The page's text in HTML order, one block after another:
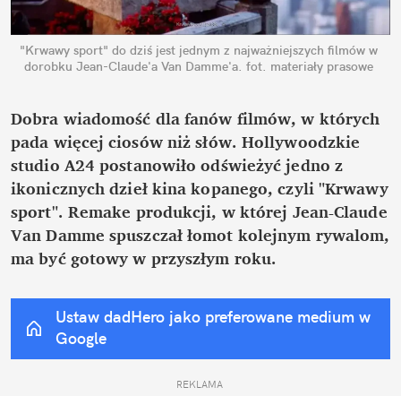
"Krwawy sport" do dziś jest jednym z najważniejszych filmów w
dorobku Jean-Claude'a Van Damme'a. fot. materiały prasowe
Dobra wiadomość dla fanów filmów, w których
pada więcej ciosów niż słów. Hollywoodzkie
studio A24 postanowiło odświeżyć jedno z
ikonicznych dzieł kina kopanego, czyli "Krwawy
sport". Remake produkcji, w której Jean-Claude
Van Damme spuszczał łomot kolejnym rywalom,
ma być gotowy w przyszłym roku.
Ustaw dadHero jako preferowane medium w
Google
REKLAMA